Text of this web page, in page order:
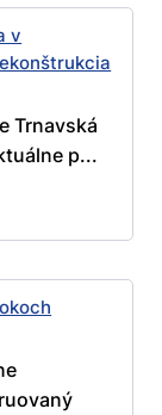
v
Trnavská
p...